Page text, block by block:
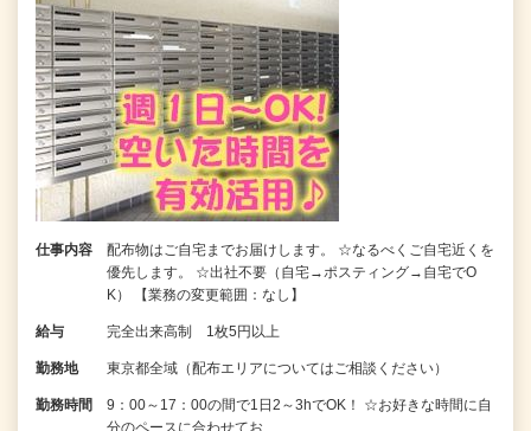
仕事内容
配布物はご自宅までお届けします。 ☆なるべくご自宅近くを
優先します。 ☆出社不要（自宅→ポスティング→自宅でO
K） 【業務の変更範囲：なし】
給与 完全出来高制 1枚5円以上
勤務地 東京都全域（配布エリアについてはご相談ください）
勤務時間
9：00～17：00の間で1日2～3hでOK！ ☆お好きな時間に自
分のペースに合わせてお…